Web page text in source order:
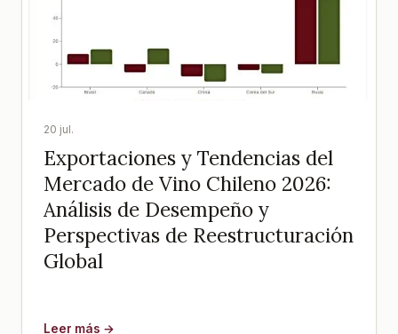
20 jul.
Exportaciones y Tendencias del
Mercado de Vino Chileno 2026:
Análisis de Desempeño y
Perspectivas de Reestructuración
Global
Leer más →